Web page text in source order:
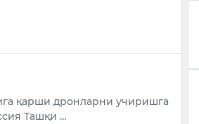
қарши дронларни учиришга
Ташқи …